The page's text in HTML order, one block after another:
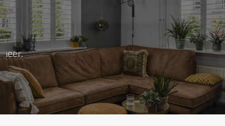
Raamdecoraties
Alle soorten raamdecoraties zoals shutters,